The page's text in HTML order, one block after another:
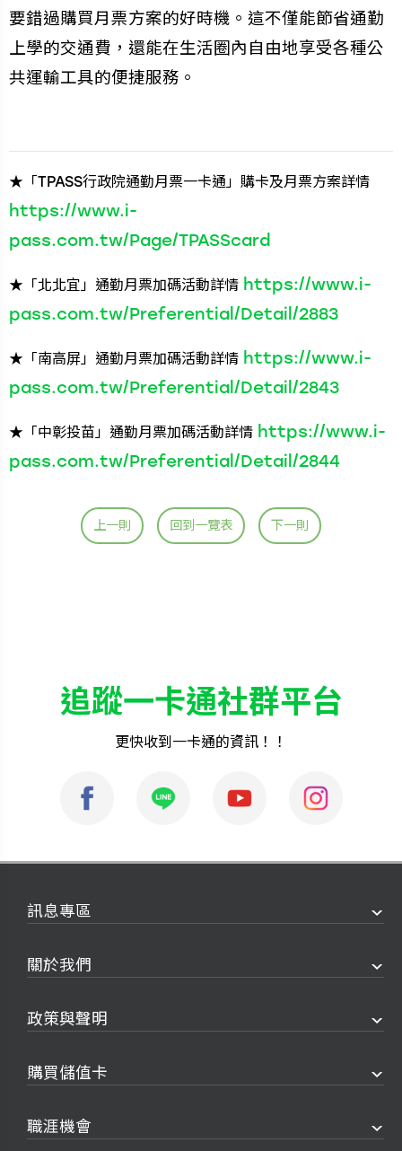
要錯過購買月票方案的好時機。這不僅能節省通勤
上學的交通費，還能在生活圈內自由地享受各種公
共運輸工具的便捷服務。
★「TPASS行政院通勤月票一卡通」購卡及月票方案詳情
https://www.i-
pass.com.tw/Page/TPASScard
★「北北宜」通勤月票加碼活動詳情 https://www.i-
pass.com.tw/Preferential/Detail/2883
★「南高屏」通勤月票加碼活動詳情 https://www.i-
pass.com.tw/Preferential/Detail/2843
★「中彰投苗」通勤月票加碼活動詳情 https://www.i-
pass.com.tw/Preferential/Detail/2844
上一則 回到一覽表 下一則
追蹤一卡通社群平台
更快收到一卡通的資訊！！
訊息專區
關於我們
政策與聲明
購買儲值卡
職涯機會